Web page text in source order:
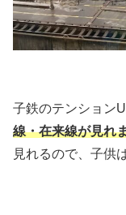
子鉄のテンション
線・在来線が見れ
見れるので、子供